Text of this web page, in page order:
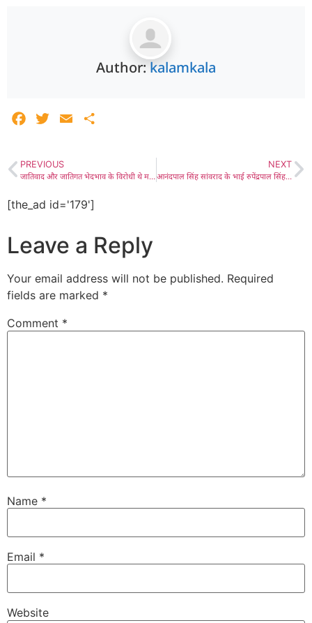
Author:kalamkala
FacebookTwitterEmail
PREVIOUS
जातिवाद और जातिगत भेदभाव के विरोधी थे महात्मा फुले- यायावर, लाडनूं में मनाई महात्मा ज्योतिबा फुले की 198वीं जयंती
NEXT
आनंदपाल सिंह सांवराद के भाई रुपेंद्रपाल सिंह बोले- समाज के आखिरी छोर के लोगों को न्याय दिलाएंगे, उनके साथ कारवां जुड़ चुका है
[the_ad id='179']
Leave a Reply
Your email address will not be published. Required
fields are marked *
Comment *
Name *
Email *
Website